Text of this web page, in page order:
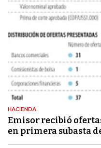
HACIENDA
Emisor recibió
en primera subasta